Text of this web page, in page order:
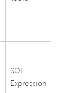
SQL
Expression